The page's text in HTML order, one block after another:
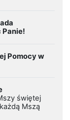
Panie!
Pomocy w
świętej
Mszą